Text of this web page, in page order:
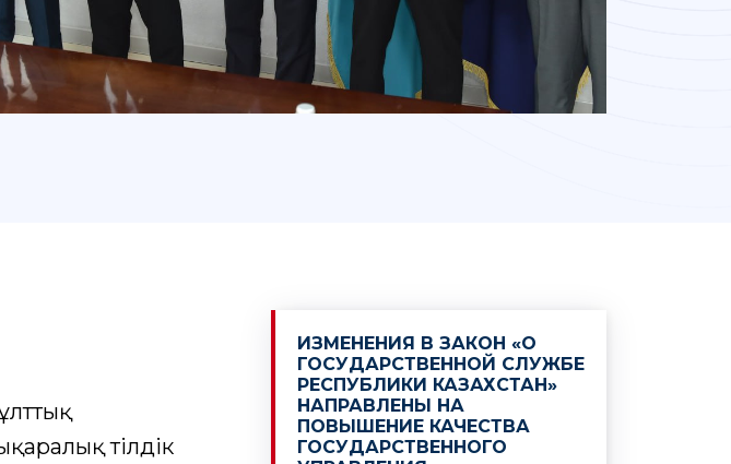
тілдік
ИЗМЕНЕНИЯ В ЗАКОН «О
ГОСУДАРСТВЕННОЙ СЛУЖБЕ
РЕСПУБЛИКИ КАЗАХСТАН»
НАПРАВЛЕНЫ НА
ПОВЫШЕНИЕ КАЧЕСТВА
ГОСУДАРСТВЕННОГО